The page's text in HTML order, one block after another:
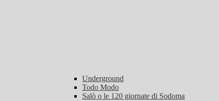
Underground
Todo Modo
Salò o le 120 giornate di Sodoma